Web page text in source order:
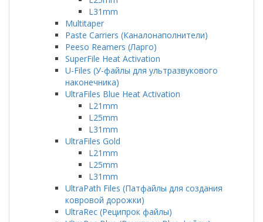
L31mm
Multitaper
Paste Carriers (Каналонаполнители)
Peeso Reamers (Ларго)
SuperFile Heat Activation
U-Files (У-файлы для ультразвукового
наконечника)
UltraFiles Blue Heat Activation
L21mm
L25mm
L31mm
UltraFiles Gold
L21mm
L25mm
L31mm
UltraPath Files (Патфайлы для создания
ковровой дорожки)
UltraRec (Реципрок файлы)